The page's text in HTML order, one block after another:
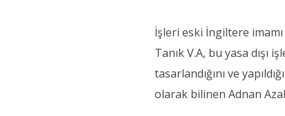
İşleri eski İngiltere imamı
Tanık V.A, bu yasa dışı
tasarlandığını ve
olarak bilinen Adnan